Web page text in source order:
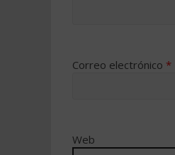
Correo electrónico *
Web